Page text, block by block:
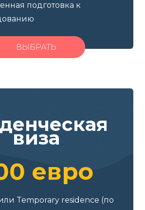
подготовка к
ВЫБРАТЬ
виза
евро
Temporary residence (по